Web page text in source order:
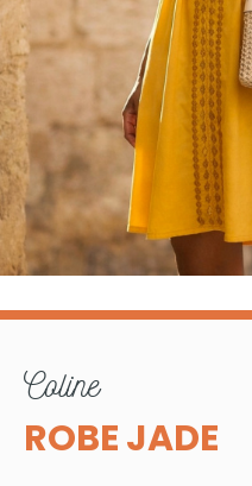
coline
ROBE JADE